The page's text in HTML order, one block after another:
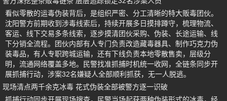
看似零散的运毒伪装背后，是组织严密、分工清晰的特大贩毒团伙。
沈阳警方前期收到涉毒线索后，持续开展多日摸排蹲守，梳理物流、
客运、线下交易多条线索，逐步摸清团伙采购、伪装、长途运输、线
下分销全流程。团伙内部有人专门负责改造藏毒器具、制作巧克力伪
装毒品，有人专职跨城运输，还有下线负责本地零散售卖，层级分
明，流通网络覆盖多地。民警找准抓捕时机统一收网，全链条同步开
展抓捕行动，涉案32名嫌疑人全部顺利抓获，无一人脱逃。
现场清点两千余克冰毒 花式伪装全部被警方逐一识破